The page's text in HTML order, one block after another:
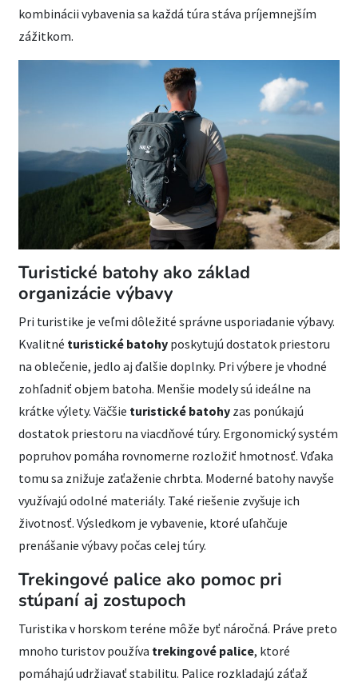
kombinácii vybavenia sa každá túra stáva príjemnejším
zážitkom.
Turistické batohy ako základ
organizácie výbavy
Pri turistike je veľmi dôležité správne usporiadanie výbavy.
Kvalitné turistické batohy poskytujú dostatok priestoru
na oblečenie, jedlo aj ďalšie doplnky. Pri výbere je vhodné
zohľadniť objem batoha. Menšie modely sú ideálne na
krátke výlety. Väčšie turistické batohy zas ponúkajú
dostatok priestoru na viacdňové túry. Ergonomický systém
popruhov pomáha rovnomerne rozložiť hmotnosť. Vďaka
tomu sa znižuje zaťaženie chrbta. Moderné batohy navyše
využívajú odolné materiály. Také riešenie zvyšuje ich
životnosť. Výsledkom je vybavenie, ktoré uľahčuje
prenášanie výbavy počas celej túry.
Trekingové palice ako pomoc pri
stúpaní aj zostupoch
Turistika v horskom teréne môže byť náročná. Práve preto
mnoho turistov používa trekingové palice, ktoré
pomáhajú udržiavať stabilitu. Palice rozkladajú záťaž